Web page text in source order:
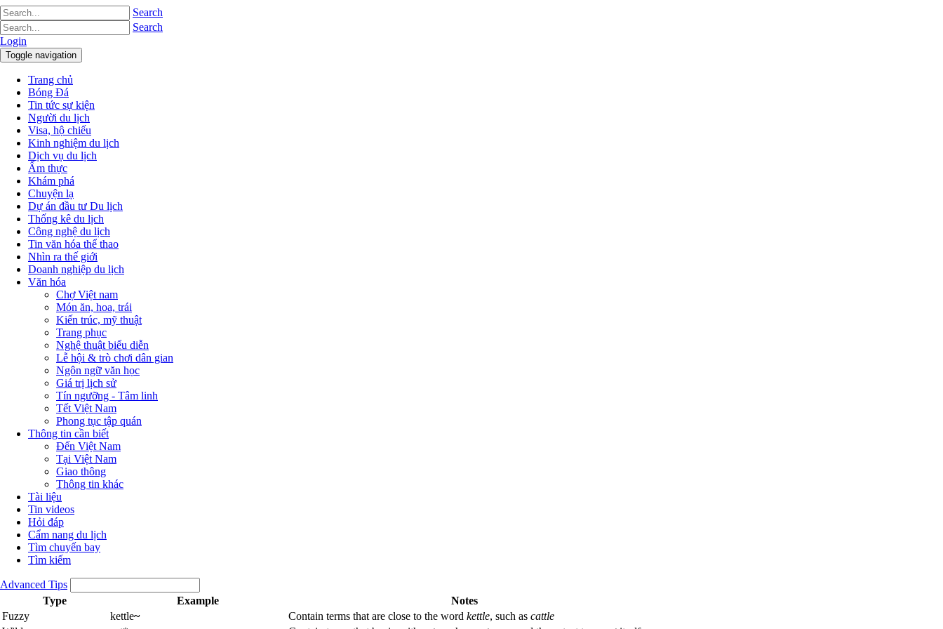
Search
Search
Login
Toggle navigation
Trang chủ
Bóng Đá
Tin tức sự kiện
Người du lịch
Visa, hộ chiếu
Kinh nghiệm du lịch
Dịch vụ du lịch
Ẩm thực
Khám phá
Chuyện lạ
Dự án đầu tư Du lịch
Thống kê du lịch
Công nghệ du lịch
Tin văn hóa thể thao
Nhìn ra thế giới
Doanh nghiệp du lịch
Văn hóa
Chợ Việt nam
Món ăn, hoa, trái
Kiến trúc, mỹ thuật
Trang phục
Nghệ thuật biểu diễn
Lễ hội & trò chơi dân gian
Ngôn ngữ văn học
Giá trị lịch sử
Tín ngưỡng - Tâm linh
Tết Việt Nam
Phong tục tập quán
Thông tin cần biết
Đến Việt Nam
Tại Việt Nam
Giao thông
Thông tin khác
Tài liệu
Tin videos
Hỏi đáp
Cẩm nang du lịch
Tìm chuyến bay
Tìm kiếm
Advanced Tips
Type
Example
Notes
Fuzzy
kettle~ Contain terms that are close to the word kettle, such as cattle